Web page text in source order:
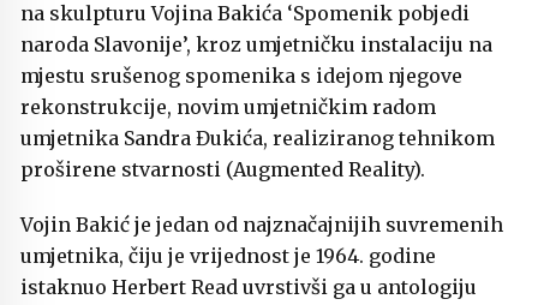
na skulpturu Vojina Bakića ‘Spomenik pobjedi
naroda Slavonije’, kroz umjetničku instalaciju na
mjestu srušenog spomenika s idejom njegove
rekonstrukcije, novim umjetničkim radom
umjetnika Sandra Đukića, realiziranog tehnikom
proširene stvarnosti (Augmented Reality).
Vojin Bakić je jedan od najznačajnijih suvremenih
umjetnika, čiju je vrijednost je 1964. godine
istaknuo Herbert Read uvrstivši ga u antologiju